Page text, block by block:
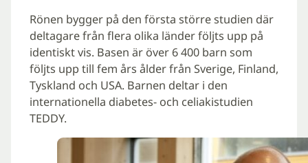
Rönen bygger på den första större studien där
deltagare från flera olika länder följts upp på
identiskt vis. Basen är över 6 400 barn som
följts upp till fem års ålder från Sverige, Finland,
Tyskland och USA. Barnen deltar i den
internationella diabetes- och celiakistudien
TEDDY.